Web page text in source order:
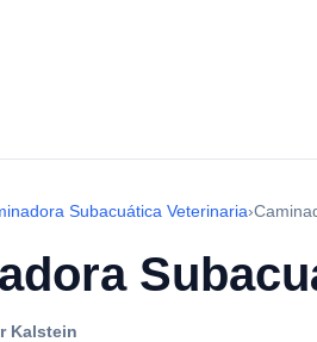
Subacuática Veterinaria›
Kalstein